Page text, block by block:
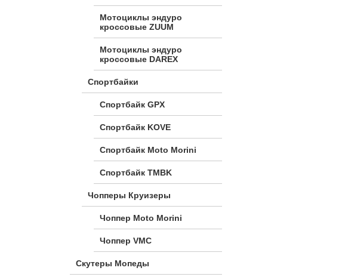
Мотоциклы эндуро
кроссовые ZUUM
Мотоциклы эндуро
кроссовые DAREX
Спортбайки
Спортбайк GPX
Спортбайк KOVE
Спортбайк Moto Morini
Спортбайк TMBK
Чопперы Круизеры
Чоппер Moto Morini
Чоппер VMC
Скутеры Мопеды